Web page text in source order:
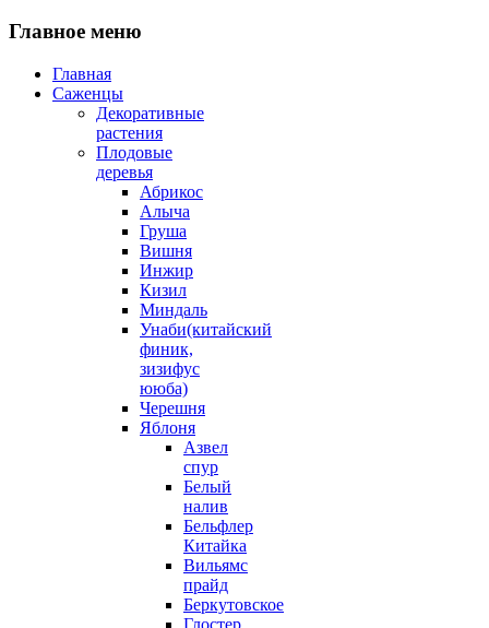
Главное меню
Главная
Саженцы
Декоративные
растения
Плодовые
деревья
Абрикос
Алыча
Груша
Вишня
Инжир
Кизил
Миндаль
Унаби(китайский
финик,
зизифус
ююба)
Черешня
Яблоня
Азвел
спур
Белый
налив
Бельфлер
Китайка
Вильямс
прайд
Беркутовское
Глостер